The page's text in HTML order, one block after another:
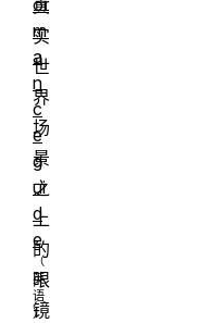
真
实
世
界
场
景
之
上
的
眼
镜
m
a
n
c
e
g
ui
d
e